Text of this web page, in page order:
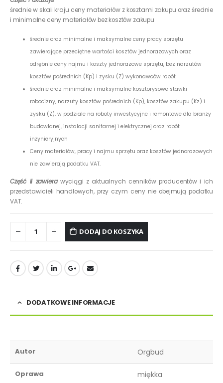
średnie w skali kraju ceny materiałów z kosztami zakupu oraz średnie
i minimalne ceny materiałów bez kosztów zakupu
średnie oraz minimalne i maksymalne ceny pracy sprzętu
zawierające przeciętne wartości kosztów jednorazowych oraz
odrębnie ceny najmu i koszty jednorazowe sprzętu, bez narzutów
kosztów pośrednich (Kp) i zysku (Z) wykonawców robót
średnie oraz minimalne i maksymalne kosztorysowe stawki
robocizny, narzuty kosztów pośrednich (Kp), kosztów zakupu (Kz) i
zysku (Z), w podziale na roboty inwestycyjne i remontowe dla branży
budowlanej, instalacji sanitarnej i elektrycznej oraz robót
inżynieryjnych
Ceny materiałów, pracy i najmu sprzętu oraz kosztów jednorazowych
nie zawierają podatku VAT.
Część II zawierawyciągi z aktualnych cenników producentów i ich
przedstawicieli handlowych, przy czym ceny nie obejmują podatku
VAT.
DODAJ DO KOSZYKA
DODATKOWE INFORMACJE
Autor Orgbud
Oprawa miękka